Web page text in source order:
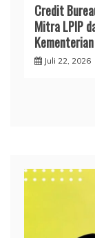
Credit
Mitra LPIP
Juli 22, 2026